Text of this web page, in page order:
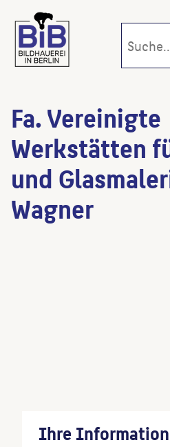
Fa. Vereinigte
Werkstätten
und
Wagner
Ihre